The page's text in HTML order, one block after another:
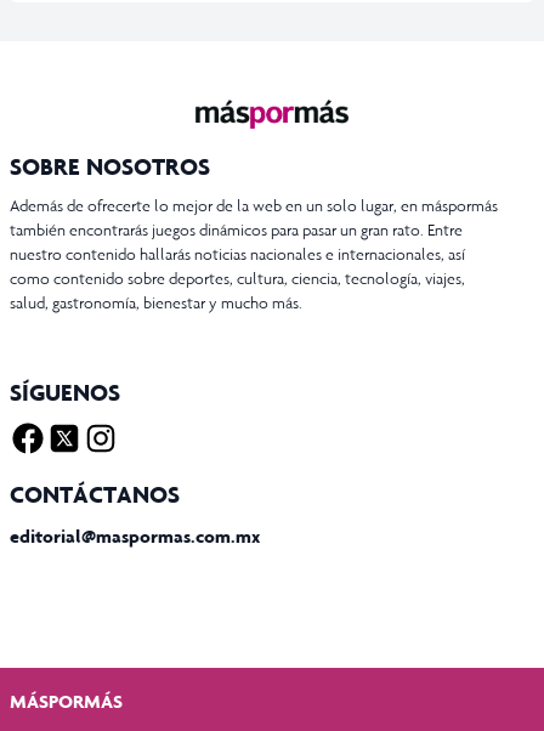
SOBRE NOSOTROS
Además de ofrecerte lo mejor de la web en un solo lugar, en máspormás
también encontrarás juegos dinámicos para pasar un gran rato. Entre
nuestro contenido hallarás noticias nacionales e internacionales, así
como contenido sobre deportes, cultura, ciencia, tecnología, viajes,
salud, gastronomía, bienestar y mucho más.
SÍGUENOS
CONTÁCTANOS
editorial@maspormas.com.mx
MÁSPORMÁS